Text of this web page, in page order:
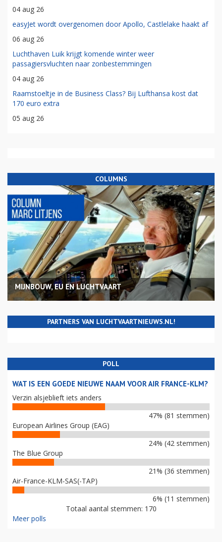
04 aug 26
easyJet wordt overgenomen door Apollo, Castlelake haakt af
06 aug 26
Luchthaven Luik krijgt komende winter weer
passagiersvluchten naar zonbestemmingen
04 aug 26
Raamstoeltje in de Business Class? Bij Lufthansa kost dat
170 euro extra
05 aug 26
COLUMNS
MIJNBOUW, EU EN LUCHTVAART
PARTNERS VAN LUCHTVAARTNIEUWS.NL!
POLL
WAT IS EEN GOEDE NIEUWE NAAM VOOR AIR FRANCE-KLM?
Verzin alsjeblieft iets anders
47% (81 stemmen)
European Airlines Group (EAG)
24% (42 stemmen)
The Blue Group
21% (36 stemmen)
Air-France-KLM-SAS(-TAP)
6% (11 stemmen)
Totaal aantal stemmen: 170
Meer polls